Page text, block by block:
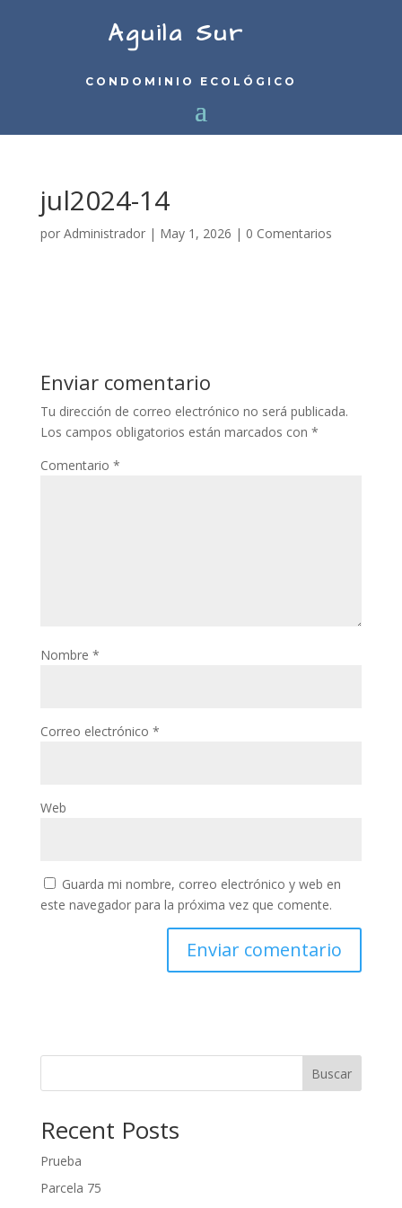
Aguila Sur
CONDOMINIO ECOLÓGICO
jul2024-14
por Administrador| May 1, 2026 | 0 Comentarios
Enviar comentario
Tu dirección de correo electrónico no será publicada.
Los campos obligatorios están marcados con *
Comentario *
Nombre *
Correo electrónico *
Web
Guarda mi nombre, correo electrónico y web en
este navegador para la próxima vez que comente.
Buscar
Recent Posts
Prueba
Parcela 75